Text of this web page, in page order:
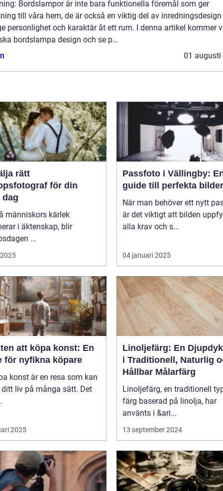
Bordslampor är inte bara funktionella föremål som ger
till våra hem, de är också en viktig del av
personlighet och karaktär åt ett rum. I denna artikel kommer
bordslampa design och se p...
01 augusti
rätt
för din
dag
människors kärlek
i äktenskap, blir
...
Passfoto i Vällingby:
guide till perfekta bilder
När man behöver ett nytt
är det viktigt att bilden
alla krav och s...
04 januari 2025
att köpa konst: En
för nyfikna köpare
konst är en resa som kan
ditt liv på många sätt. Det
2025
Linoljefärg: En
i Traditionell, Naturlig
Hållbar Målarfärg
Linoljefärg, en traditionell
färg baserad på linolja, har
använts i &ari...
13 september 2024